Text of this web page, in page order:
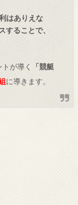
はありえな
することで、
が導く
「競艇
に導きます。